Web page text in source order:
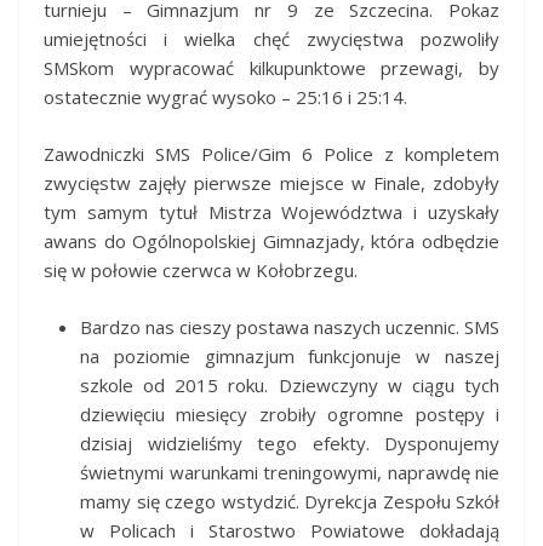
turnieju – Gimnazjum nr 9 ze Szczecina. Pokaz
umiejętności i wielka chęć zwycięstwa pozwoliły
SMSkom wypracować kilkupunktowe przewagi, by
ostatecznie wygrać wysoko – 25:16 i 25:14.
Zawodniczki SMS Police/Gim 6 Police z kompletem
zwycięstw zajęły pierwsze miejsce w Finale, zdobyły
tym samym tytuł Mistrza Województwa i uzyskały
awans do Ogólnopolskiej Gimnazjady, która odbędzie
się w połowie czerwca w Kołobrzegu.
Bardzo nas cieszy postawa naszych uczennic. SMS
na poziomie gimnazjum funkcjonuje w naszej
szkole od 2015 roku. Dziewczyny w ciągu tych
dziewięciu miesięcy zrobiły ogromne postępy i
dzisiaj widzieliśmy tego efekty. Dysponujemy
świetnymi warunkami treningowymi, naprawdę nie
mamy się czego wstydzić. Dyrekcja Zespołu Szkół
w Policach i Starostwo Powiatowe dokładają